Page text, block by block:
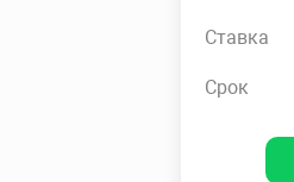
Ставка
Срок